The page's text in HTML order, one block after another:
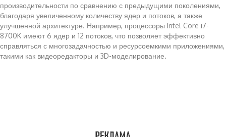
производительности по сравнению с предыдущими поколениями,
благодаря увеличенному количеству ядер и потоков, а также
улучшенной архитектуре. Например, процессоры Intel Core i7-
8700K имеют 6 ядер и 12 потоков, что позволяет эффективно
справляться с многозадачностью и ресурсоемкими приложениями,
такими как видеоредакторы и 3D-моделирование.